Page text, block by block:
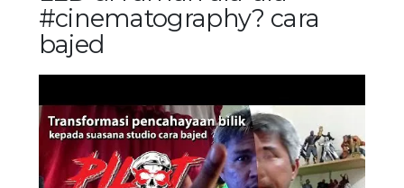
#cinematography? cara
bajed